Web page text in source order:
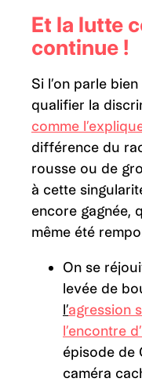
Et la lutte
continue !
Si l’on parle
qualifier la
comme
différence du
rousse ou de
à cette
encore gagnée,
même été
On se
levée de
l’agression
l’encontre
épisode de
caméra